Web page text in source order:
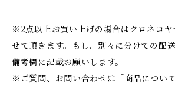
※2点以上お買い上げの場合はクロネコヤ
せて頂きます。もし、別々に分けての配
備考欄に記載お願いします。
※ご質問、お問い合わせは「商品につい